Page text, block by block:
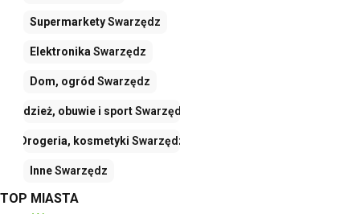
SupermarketySwarzędz
Elektronika Swarzędz
Dom, ogród Swarzędz
Odzież, obuwie i sportSwarzędz
Drogeria, kosmetyki Swarzędz
InneSwarzędz
TOP MIASTA